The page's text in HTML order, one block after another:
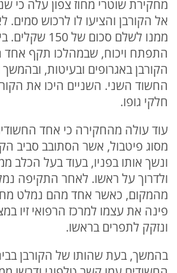
מחקירת שוטרי מחוז צפון עלה כי
אל הקורבן והציעו לו לרכוש סמים.
ממנו לשלם סכום של
התפתח ויכוח, שבמהלכו תקף אחד
הקורבן באגרופים ובעיטות,
החשוד השני. השניים היכו את
חלקי גופו.
עוד עולה מהחקירה כי אחד
מסוג פיטבול, אשר הסתובב סביב
ונשך אותו בפניו, בעוד בעל הכלב
ולדרוך על ראשו. לאחר התקיפה
מהמקום, כאשר אחד מהם נמלט
פינה את עצמו למרכז הרפואי זיו
ונזקק לתפרים בראשו.
בהמשך, בעת שהותו של הקורבן